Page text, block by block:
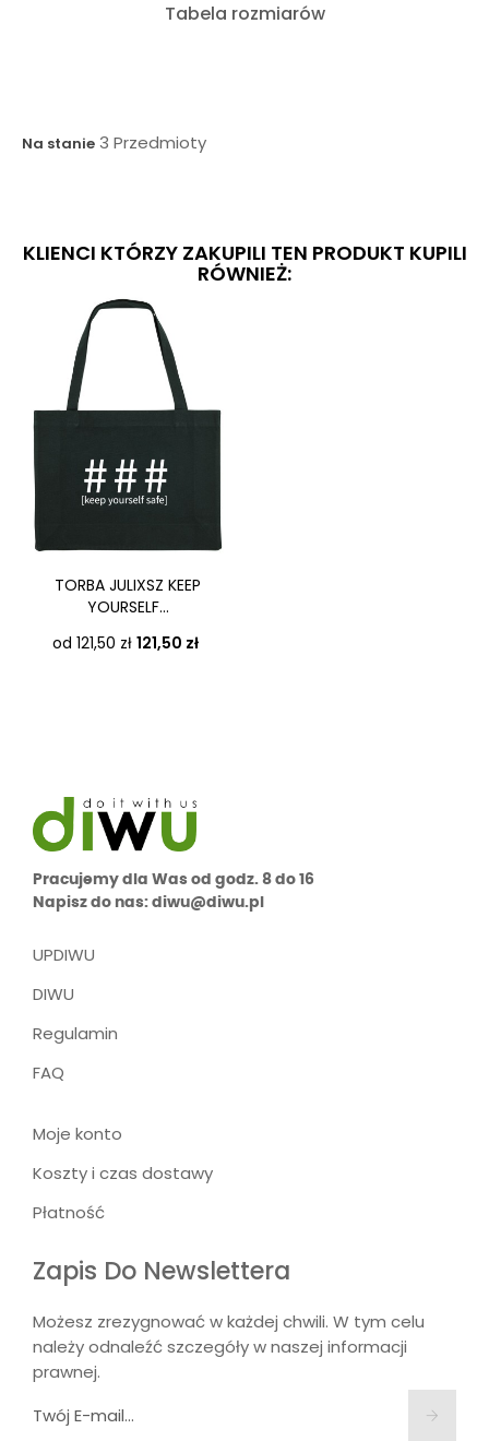
Tabela rozmiarów
Na stanie 3 Przedmioty
KLIENCI KTÓRZY ZAKUPILI TEN PRODUKT KUPILI
RÓWNIEŻ:
TORBA JULIXSZ KEEP
YOURSELF...
od 121,50 zł Cena
121,50 zł
Pracujemy dla Was od godz. 8 do 16
Napisz do nas: diwu@diwu.pl
UPDIWU
DIWU
Regulamin
FAQ
Moje konto
Koszty i czas dostawy
Płatność
Zapis Do Newslettera
Możesz zrezygnować w każdej chwili. W tym celu
należy odnaleźć szczegóły w naszej informacji
prawnej.